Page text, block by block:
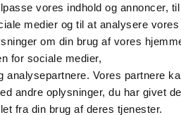
vores indhold og annoncer,
medier og til at analysere vores
om din brug af vores
for sociale medier,
analysepartnere. Vores partnere
andre oplysninger, du har givet
fra din brug af deres tjenester.
og spændende arbejdsdag – og de
de skal kunne følge med ham.
er han meget vellidt blandt
herske nogen tvivl om, at der skal
Viika som er værdsat.